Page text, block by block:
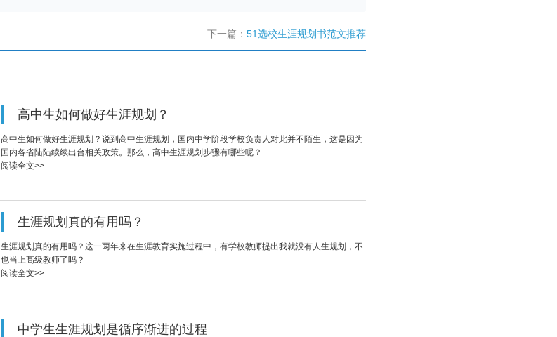
下一篇： 51选校生涯规划书范文推荐
高中生如何做好生涯规划？
高中生如何做好生涯规划？说到高中生涯规划，国内中学阶段学校负责人对此并不陌生，这是因为
国内各省陆陆续续出台相关政策。那么，高中生涯规划步骤有哪些呢？
阅读全文>>
生涯规划真的有用吗？
生涯规划真的有用吗？这一两年来在生涯教育实施过程中，有学校教师提出我就没有人生规划，不
也当上髙级教师了吗？
阅读全文>>
中学生生涯规划是循序渐进的过程